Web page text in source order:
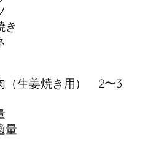
き
（生姜焼き用） 2〜3
量